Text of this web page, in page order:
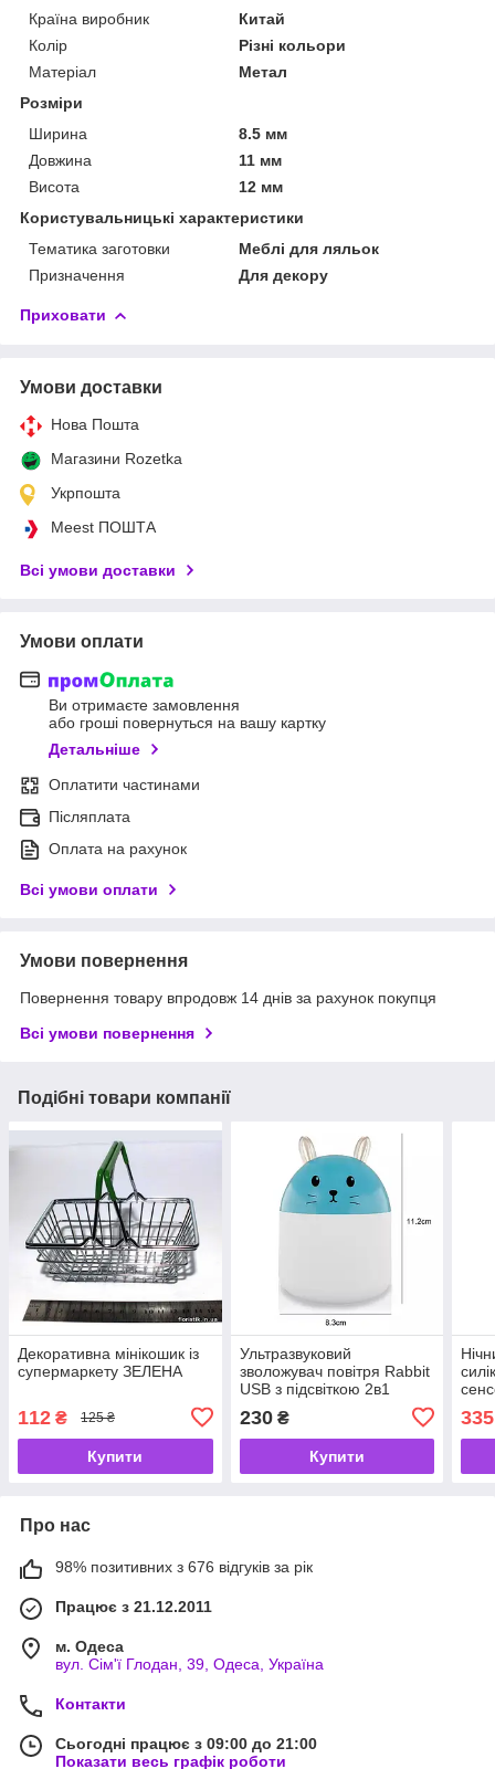
Країна виробник
Китай
Колір
Різні кольори
Матеріал
Метал
Розміри
Ширина
8.5 мм
Довжина
11 мм
Висота
12 мм
Користувальницькі характеристики
Тематика заготовки
Меблі для ляльок
Призначення
Для декору
Приховати
Умови доставки
Нова Пошта
Магазини Rozetka
Укрпошта
Meest ПОШТА
Всі умови доставки
Умови оплати
Ви отримаєте замовлення
або гроші повернуться на вашу картку
Детальніше
Оплатити частинами
Післяплата
Оплата на рахунок
Всі умови оплати
Умови повернення
Повернення товару впродовж 14 днів за рахунок покупця
Всі умови повернення
Подібні товари компанії
Декоративна мінікошик із
супермаркету ЗЕЛЕНА
112 ₴ 125 ₴
Купити
Ультразвуковий
зволожувач повітря Rabbit
USB з підсвіткою 2в1
230₴
Купити
335
Про нас
98% позитивних з 676 відгуків за рік
Працює з 21.12.2011
м. Одеса
вул. Сім'ї Глодан, 39, Одеса, Україна
Контакти
Сьогодні працює з 09:00 до 21:00
Показати весь графік роботи